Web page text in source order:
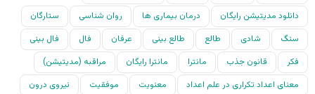
دانلود مدیتیشن رایگان
درمان بیماری ها روان شناسی
ستارگان
سنگ
شادی طالع طالع بینی عرفان فال
فال بینی
فکر
قانون جذب مانترا مانترا رایگان
مراقبه (مدیتیشن)
معنای اعداد تکراری در علم اعداد
معنویت موفقیت
نیروی درون